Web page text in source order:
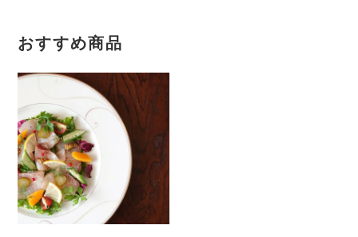
おすすめ商品